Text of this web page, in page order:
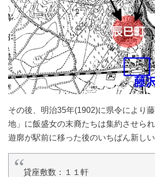
その後、明治35年(1902)に県令により
地」に飯盛女の末裔たちは集約させられ
遊廓が駅前に移った後のいちばん新しい
貸座敷数：１１軒